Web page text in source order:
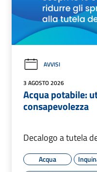
AVVISI
3 AGOSTO 2026
Acqua potabile:
consapevolezza
Decalogo a tutela
Acqua